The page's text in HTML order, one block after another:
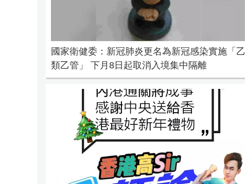
國家衛健委：新冠肺炎更名為新冠感染實施「乙
類乙管」 下月8日起取消入境集中隔離